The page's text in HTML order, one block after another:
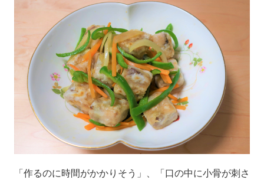
「作るのに時間がかかりそう」、「口の中に小骨が刺さ